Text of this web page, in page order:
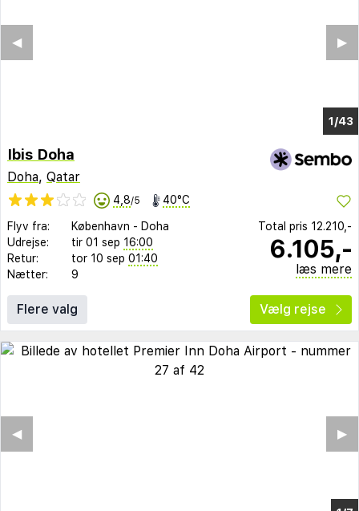
1/38
▶︎
◀︎
Ibis Doha
Doha, Qatar
4,8/5 40°C
Flyv fra: København - Doha
Udrejse:
tir 01 sep 16:00
Retur:
tor 10 sep 01:40
Nætter:
9
Total pris 12.210,-
6.105,-
læs mere
Flere valg Vælg rejse
▶︎
◀︎